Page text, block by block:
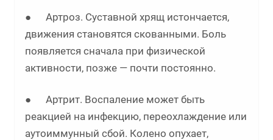
● Артроз. Суставной хрящ истончается,
движения становятся скованными. Боль
появляется сначала при физической
активности, позже — почти постоянно.
● Артрит. Воспаление может быть
реакцией на инфекцию, переохлаждение или
аутоиммунный сбой. Колено опухает,